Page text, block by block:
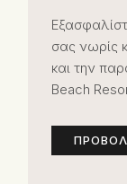
σας νωρίς
και την
Beach